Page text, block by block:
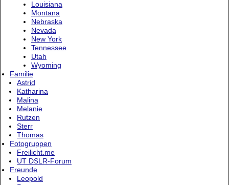
Louisiana
Montana
Nebraska
Nevada
New York
Tennessee
Utah
Wyoming
Familie
Astrid
Katharina
Malina
Melanie
Rutzen
Sterr
Thomas
Fotogruppen
Freilicht.me
UT DSLR-Forum
Freunde
Leopold